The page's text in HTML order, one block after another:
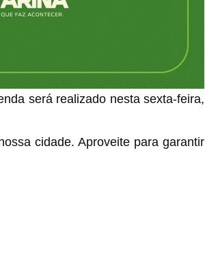
será realizado nesta sexta-feira,
cidade. Aproveite para garantir